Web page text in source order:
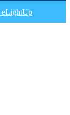
eLightUp